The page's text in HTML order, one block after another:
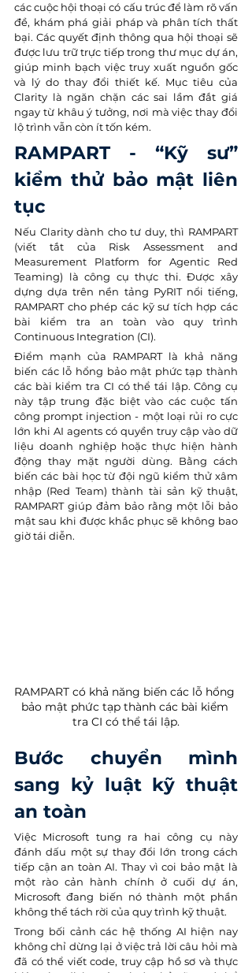
các cuộc hội thoại có cấu trúc để làm rõ vấn
đề, khám phá giải pháp và phân tích thất
bại. Các quyết định thông qua hội thoại sẽ
được lưu trữ trực tiếp trong thư mục dự án,
giúp minh bạch việc truy xuất nguồn gốc
và lý do thay đổi thiết kế. Mục tiêu của
Clarity là ngăn chặn các sai lầm đắt giá
ngay từ khâu ý tưởng, nơi mà việc thay đổi
lộ trình vẫn còn ít tốn kém.
RAMPART - “Kỹ sư”
kiểm thử bảo mật liên
tục
Nếu Clarity dành cho tư duy, thì RAMPART
(viết tắt của Risk Assessment and
Measurement Platform for Agentic Red
Teaming) là công cụ thực thi. Được xây
dựng dựa trên nền tảng PyRIT nổi tiếng,
RAMPART cho phép các kỹ sư tích hợp các
bài kiểm tra an toàn vào quy trình
Continuous Integration (CI).
Điểm mạnh của RAMPART là khả năng
biến các lỗ hổng bảo mật phức tạp thành
các bài kiểm tra CI có thể tái lập. Công cụ
này tập trung đặc biệt vào các cuộc tấn
công prompt injection - một loại rủi ro cực
lớn khi AI agents có quyền truy cập vào dữ
liệu doanh nghiệp hoặc thực hiện hành
động thay mặt người dùng. Bằng cách
biến các bài học từ đội ngũ kiểm thử xâm
nhập (Red Team) thành tài sản kỹ thuật,
RAMPART giúp đảm bảo rằng một lỗi bảo
mật sau khi được khắc phục sẽ không bao
giờ tái diễn.
RAMPART có khả năng biến các lỗ hổng
bảo mật phức tạp thành các bài kiểm
tra CI có thể tái lập.
Bước chuyển mình
sang kỷ luật kỹ thuật
an toàn
Việc Microsoft tung ra hai công cụ này
đánh dấu một sự thay đổi lớn trong cách
tiếp cận an toàn AI. Thay vì coi bảo mật là
một rào cản hành chính ở cuối dự án,
Microsoft đang biến nó thành một phần
không thể tách rời của quy trình kỹ thuật.
Trong bối cảnh các hệ thống AI hiện nay
không chỉ dừng lại ở việc trả lời câu hỏi mà
đã có thể viết code, truy cập hồ sơ và thực